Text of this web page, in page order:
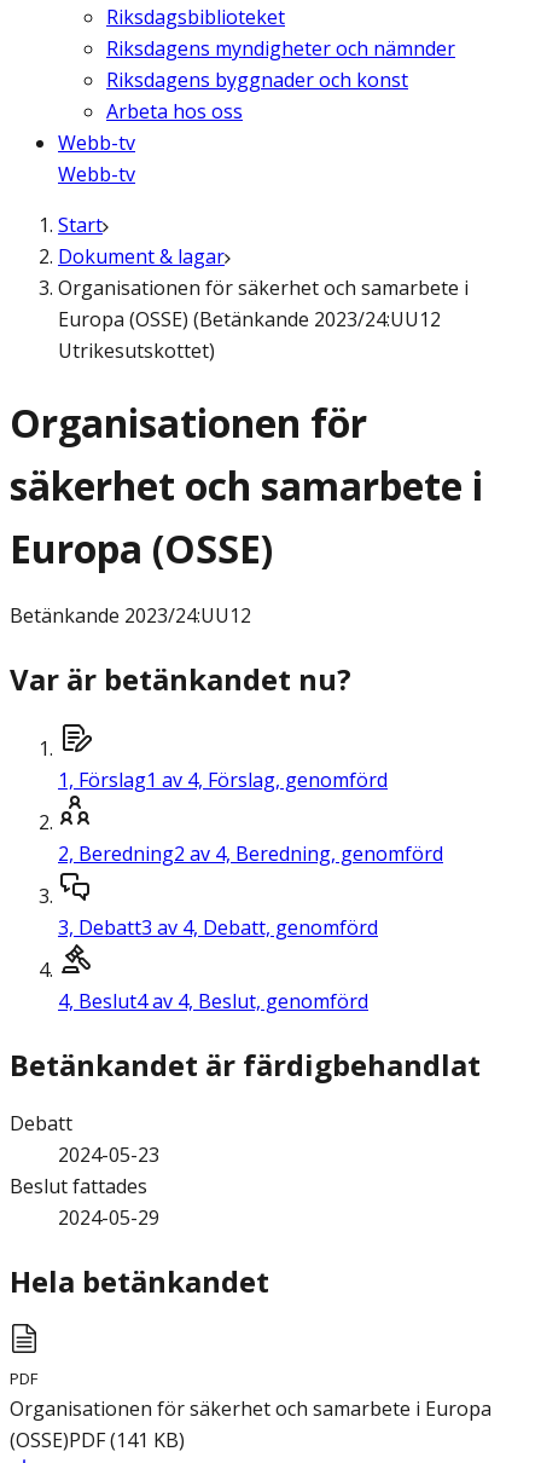
Riksdagsbiblioteket
Riksdagens myndigheter och nämnder
Riksdagens byggnader och konst
Arbeta hos oss
Webb-tv
Webb-tv
Start
Dokument & lagar
Organisationen för säkerhet och samarbete i
Europa (OSSE) (Betänkande 2023/24:UU12
Utrikesutskottet)
Organisationen för
säkerhet och samarbete i
Europa (OSSE)
Betänkande 2023/24:UU12
Var är betänkandet nu?
1, Förslag1 av 4, Förslag, genomförd
2, Beredning2 av 4, Beredning, genomförd
3, Debatt3 av 4, Debatt, genomförd
4, Beslut4 av 4, Beslut, genomförd
Betänkandet är färdigbehandlat
Debatt
2024-05-23
Beslut fattades
2024-05-29
Hela betänkandet
PDF
Organisationen för säkerhet och samarbete i Europa
(OSSE)PDF(141 KB)